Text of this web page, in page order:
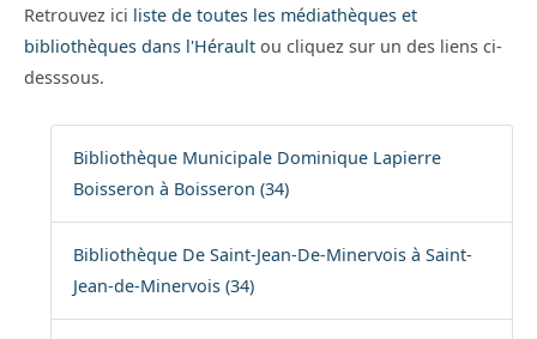
Retrouvez ici liste de toutes les médiathèques et
bibliothèques dans l'Hérault ou cliquez sur un des liens ci-
desssous.
Bibliothèque Municipale Dominique Lapierre
Boisseron à Boisseron (34)
Bibliothèque De Saint-Jean-De-Minervois à Saint-
Jean-de-Minervois (34)